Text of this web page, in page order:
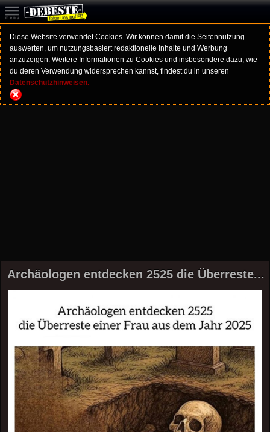
Diese Website verwendet Cookies. Wir können damit die Seitennutzung
auswerten, um nutzungsbasiert redaktionelle Inhalte und Werbung
anzuzeigen. Weitere Informationen zu Cookies und insbesondere dazu, wie
du deren Verwendung widersprechen kannst, findest du in unseren
Datenschutzhinweisen.
Archäologen entdecken 2525 die Überreste...